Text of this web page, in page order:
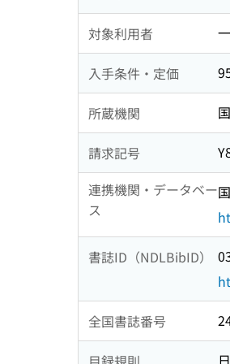
対象利用者
入手条件・定価
所蔵機関
請求記号
連携機関・データベー
ス
書誌ID（NDLBibID）
全国書誌番号